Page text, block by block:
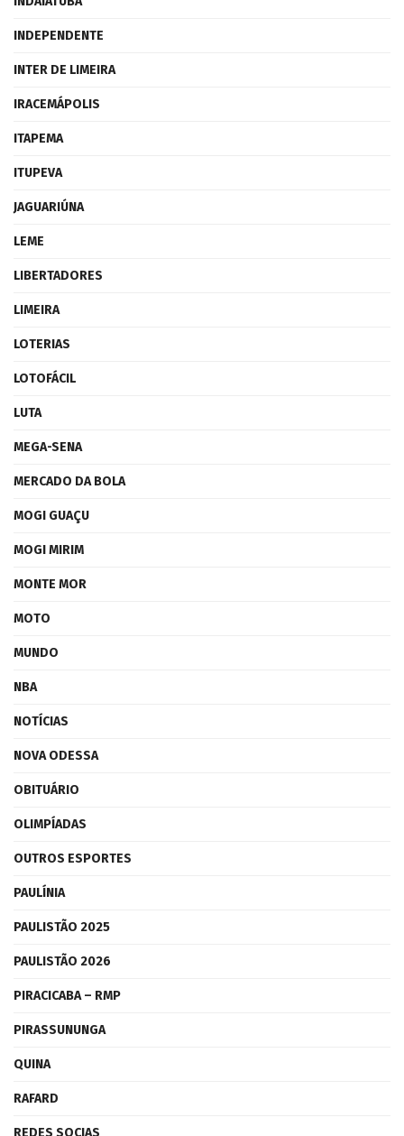
INDEPENDENTE
INTER DE LIMEIRA
IRACEMÁPOLIS
ITAPEMA
ITUPEVA
JAGUARIÚNA
LEME
LIBERTADORES
LIMEIRA
LOTERIAS
LOTOFÁCIL
LUTA
MEGA-SENA
MERCADO DA BOLA
MOGI GUAÇU
MOGI MIRIM
MONTE MOR
MOTO
MUNDO
NBA
NOTÍCIAS
NOVA ODESSA
OBITUÁRIO
OLIMPÍADAS
OUTROS ESPORTES
PAULÍNIA
PAULISTÃO 2025
PAULISTÃO 2026
PIRACICABA – RMP
PIRASSUNUNGA
QUINA
RAFARD
REDES SOCIAS